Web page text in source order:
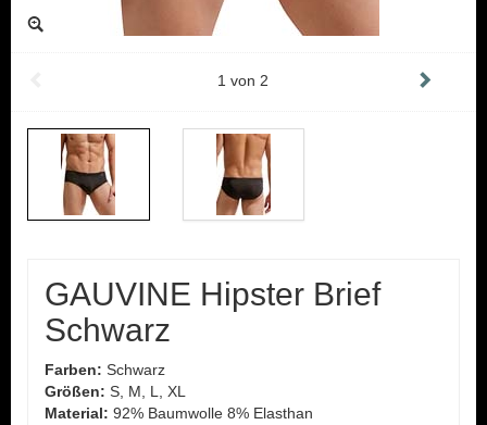
1 von 2
GAUVINE Hipster Brief
Schwarz
Farben: Schwarz
Größen: S, M, L, XL
Material: 92% Baumwolle 8% Elasthan